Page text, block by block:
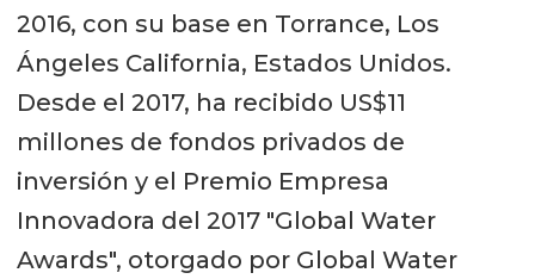
2016, con su base en Torrance, Los
Ángeles California, Estados Unidos.
Desde el 2017, ha recibido US$11
millones de fondos privados de
inversión y el Premio Empresa
Innovadora del 2017 "Global Water
Awards", otorgado por Global Water